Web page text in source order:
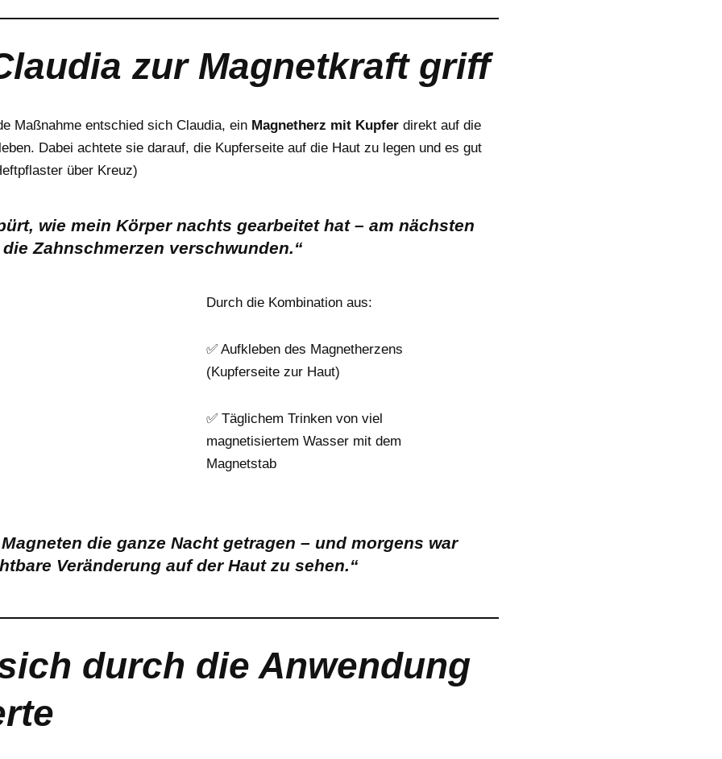
zur Magnetkraft griff
Maßnahme entschied sich Claudia, ein Magnetherz mit Kupferdirekt auf die
Dabei achtete sie darauf, die Kupferseite auf die Haut zu legen und es gut
über Kreuz)
wie mein Körper nachts gearbeitet hat – am nächsten
Zahnschmerzen verschwunden.“
Durch die Kombination aus:
✅ Aufkleben des Magnetherzens
(Kupferseite zur Haut)
✅ Täglichem Trinken von viel
magnetisiertem Wasser mit dem
Magnetstab
die ganze Nacht getragen – und morgens war
Veränderung auf der Haut zu sehen.“
durch die Anwendung